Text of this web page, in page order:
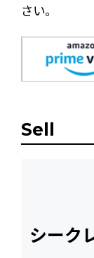
さい。
Sell
シーク